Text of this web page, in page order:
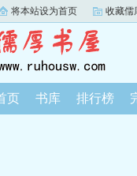
将本站设为首页 收藏儒
页 书库 排行榜